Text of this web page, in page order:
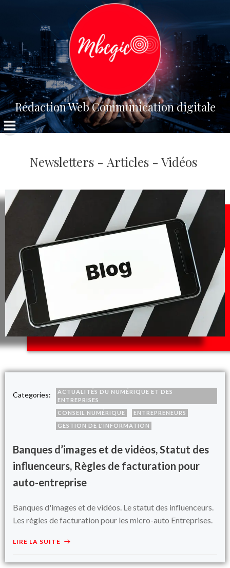
Aller
Rédaction Web Communication digitale
Newsletters - Articles - Vidéos
Categories:
ACTUALITÉS DU NUMÉRIQUE ET DES
ENTREPRISES
CONSEIL NUMÉRIQUE
ENTREPRENEURS
GESTION DE L'INFORMATION
Banques d’images et de vidéos, Statut des
influenceurs, Règles de facturation pour
auto-entreprise
Banques d'images et de vidéos. Le statut des influenceurs.
Les règles de facturation pour les micro-auto Entreprises.
LIRE LA SUITE